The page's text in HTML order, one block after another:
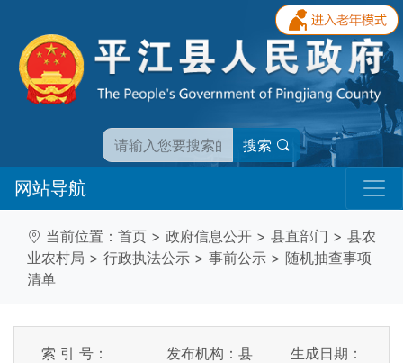
搜索
网站导航
当前位置： 首页 > 政府信息公开 > 县直部门 > 县农
业农村局 > 行政执法公示 > 事前公示 > 随机抽查事项
清单
索 引 号：
发布机构：县
生成日期：